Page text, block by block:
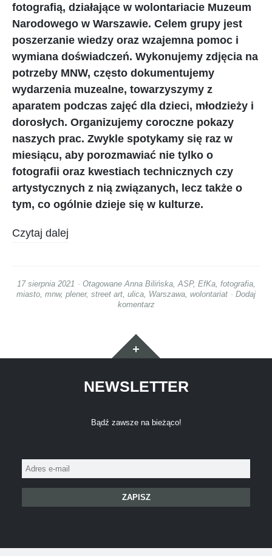
fotografią, działające w wolontariacie Muzeum
Narodowego w Warszawie. Celem grupy jest
poszerzanie wiedzy oraz wzajemna pomoc i
wymiana doświadczeń. Wykonujemy zdjęcia na
potrzeby MNW, często dokumentujemy
wydarzenia muzealne, towarzyszymy z
aparatem podczas zajęć dla dzieci, młodzieży i
dorosłych. Organizujemy coroczne pokazy
naszych prac. Zwykle spotykamy się raz w
miesiącu, aby porozmawiać nie tylko o
fotografii oraz kwestiach technicznych czy
artystycznych z nią związanych, lecz także o
tym, co ogólnie dzieje się w kulturze.
Czytaj dalej
17 sierpnia 2021 Otagowane Anna Bilińska, ASP, EfKa, fotografia,
miasto mnw, plener, street art ulica Warszawa wolontariat
Dodaj
komentarz
Widgety
NEWSLETTER
Bądź zawsze na bieżąco!
Adres
e-